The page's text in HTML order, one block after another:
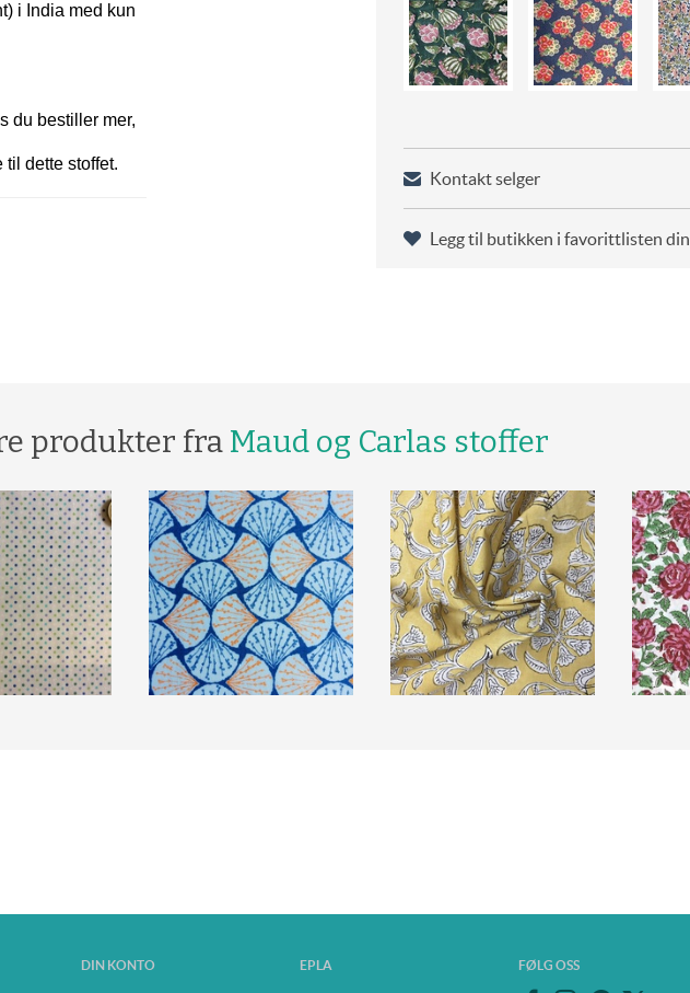
i India med kun
du bestiller mer,
dette stoffet.
Kontakt selger
Legg til butikken i favorittlisten din
produkter fra Maud og Carlas stoffer
DIN KONTO EPLA FØLG OSS